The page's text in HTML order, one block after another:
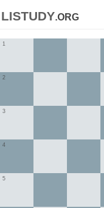
listudy.org
1
2
3
4
5